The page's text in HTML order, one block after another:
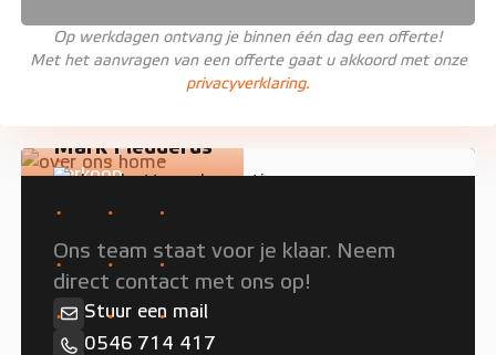
Op werkdagen ontvang je binnen één dag een offerte!
Met het aanvragen van een offerte gaat u akkoord met onze
privacyverklaring.
Mark Fledderus
Verkoop
Persoonlijk advies nodig?
Ons team staat voor je klaar. Neem
direct contact met ons op!
Stuur een mail
0546 714 417